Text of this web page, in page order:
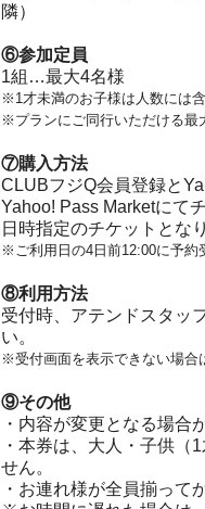
隣）
⑥参加定員
1組…最大4名様
※1才未満のお子様は人数には含
※プランにご同行いただける最
⑦購入方法
CLUBフジQ会員登録と
Yahoo! Pass Marketにて
日時指定のチケットとな
※ご利用日の4日前12:00に予約
⑧利用方法
受付時、アテンドスタッ
い。
※受付画面を表示できない場合
⑨その他
・内容が変更となる場合
・本券は、大人・子供（
せん。
・お連れ様が全員揃って